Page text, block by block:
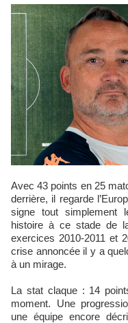
Avec 43 points en 25 matchs, le Stade Rennais ne regarde plus
derrière, il regarde
signe tout simplement
histoire à ce stade de
exercices 2010‑2011 et
crise annoncée il y a
à un mirage.
La stat claque : 14
moment. Une
une équipe encore